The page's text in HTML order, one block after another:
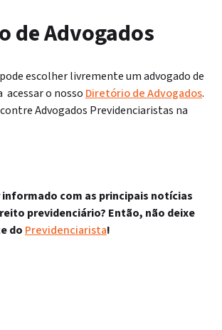
de Advogados
escolher livremente um advogado de
acessar o nosso Diretório de Advogados.
Advogados Previdenciaristas na
informado com as principais notícias
previdenciário? Então, não deixe
do Previdenciarista!